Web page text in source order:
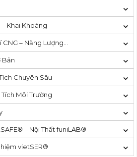
Khai Khoáng
CNG – Năng Lượng…
Bản
Chuyên Sâu
Môi Trường
– Nội Thất funiLAB®
vietSER®